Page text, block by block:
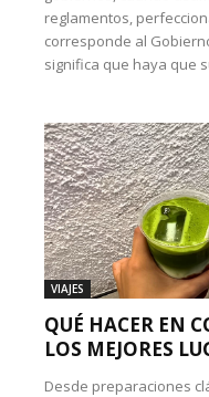
reglamentos,
corresponde al
significa que haya que
VIAJES
QUÉ HACER EN
LOS MEJORES
Desde preparaciones